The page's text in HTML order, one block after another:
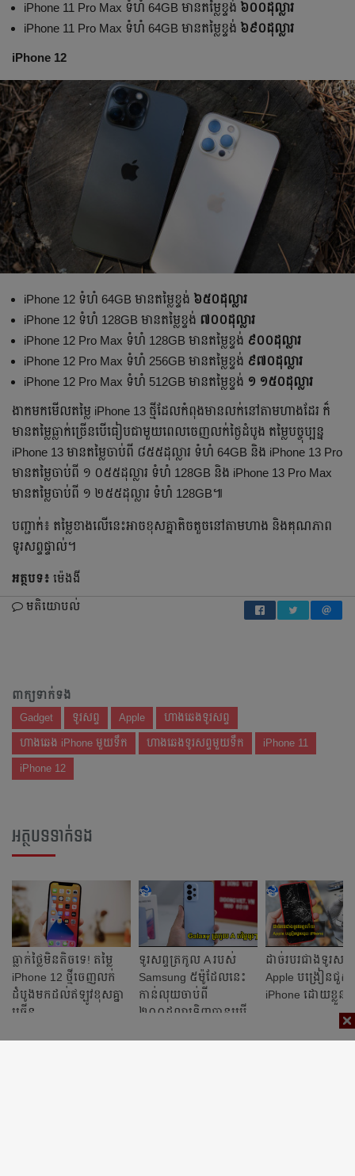
iPhone 11 Pro Max ទំហំ 64GB មាន​តម្លៃខ្ទង់ ៦០០ដុល្លារ
iPhone 11 Pro Max ទំហំ 64GB មាន​តម្លៃខ្ទង់ ៦៩០ដុល្លារ
iPhone 12
iPhone 12 ទំហំ 64GB មាន​តម្លៃខ្ទង់ ៦៥០ដុល្លារ
iPhone 12 ទំហំ 128GB មាន​តម្លៃខ្ទង់ ៧០០ដុល្លារ
iPhone 12 Pro Max ទំហំ 128GB មាន​តម្លៃខ្ទង់ ៩០០ដុល្លារ
iPhone 12 Pro Max ទំហំ 256GB មាន​តម្លៃខ្ទង់ ៩៧០ដុល្លារ
iPhone 12 Pro Max ទំហំ 512GB មាន​តម្លៃខ្ទង់ ១ ១៥០ដុល្លារ
ងាក​មក​មើល​តម្លៃ iPhone 13 ថ្មីដែល​កំពុង​មាន​លក់​នៅ​តាម​ហាង​ដែរ ក៏​
មាន​តម្លៃ​ធ្លាក់​ច្រើន​បើ​ធៀប​ជា​មួយ​ពេល​ចេញ​លក់​ថ្ងៃ​ដំបូង តម្លៃ​បច្ចុប្បន្ន
iPhone 13 មាន​តម្លៃចាប់​ពី ៨៥៥ដុល្លារ ទំហំ 64GB និង iPhone 13 Pro
មានតម្លៃចាប់​ពី ១ ០៥៥ដុល្លារ ទំហំ 128GB និង iPhone 13 Pro Max
មានតម្លៃចាប់​ពី ១ ២៥៥ដុល្លារ ទំហំ 128GB៕
បញ្ជាក់៖ តម្លៃខាង​លើ​នេះ​អាច​ខុសគ្នាតិចតួចនៅតាមហាង និង​គុណភាព
ទូរសព្ទផ្ទាល់។
អត្ថបទ៖ ម៉េងងី
មតិយោបល់
ពាក្យទាក់ទង
Gadget ទូរសព្ទ Apple ហាងឆេងទូរសព្ទ
ហាងឆេង iPhone មួយទឹក ហាងឆេងទូរសព្ទមួយទឹក iPhone 11
iPhone 12
អត្ថបទទាក់ទង
ធ្លាក់ថ្លៃមិនតិចទេ! តម្លៃ
iPhone 12 ថ្មីចេញលក់
ដំបូងមកដល់ឥឡូវខុសគ្នា
ច្រើន
ទូរសព្ទត្រកូល A របស់
Samsung ៥ម៉ូដែលនេះ
កាន់លុយចាប់ពី
២០០ដុល្លារទិញបានប្រើ
ដាច់របរជាងទូរសព្
Apple បង្រៀនជួ
iPhone ដោយខ្លួន